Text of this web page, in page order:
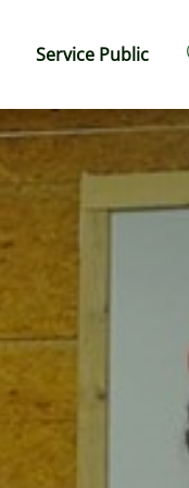
Service Public